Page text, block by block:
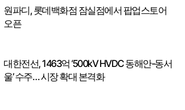
원파디, 롯데백화점 잠실점에서 팝업스토어
오픈
대한전선, 1463억 ‘500kV HVDC 동해안-동서
울’ 수주… 시장 확대 본격화